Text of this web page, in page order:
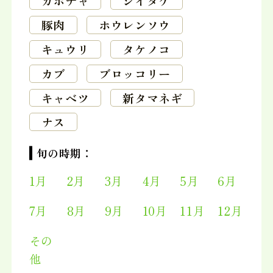
豚肉
ホウレンソウ
キュウリ
タケノコ
カブ
ブロッコリー
キャベツ
新タマネギ
ナス
旬の時期：
1月 2月 3月 4月 5月
6月
7月
8月 9月 10月 11月
12月
その
他